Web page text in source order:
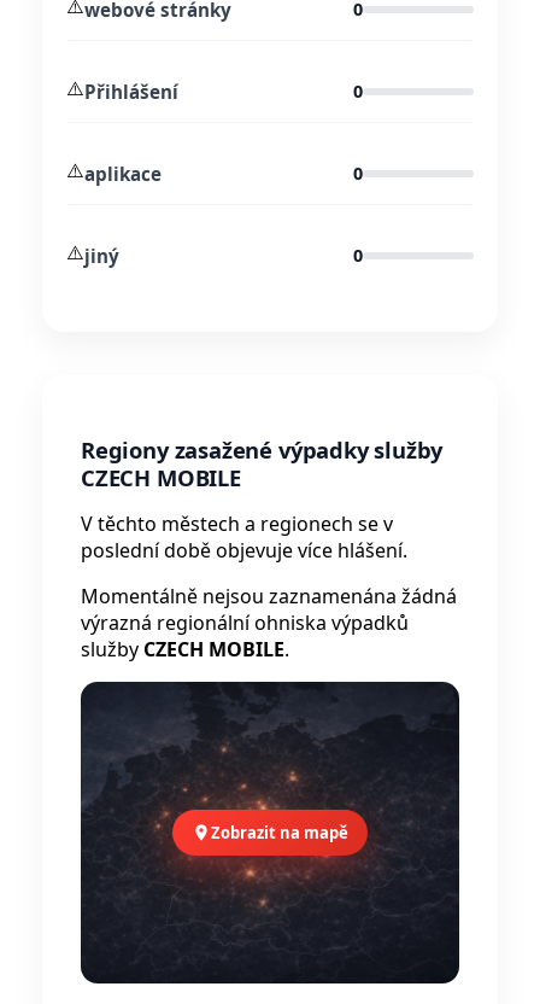
⚠️webové stránky 0
⚠️Přihlášení 0
⚠️aplikace 0
⚠️jiný 0
Regiony zasažené výpadky služby
CZECH MOBILE
V těchto městech a regionech se v
poslední době objevuje více hlášení.
Momentálně nejsou zaznamenána žádná
výrazná regionální ohniska výpadků
služby CZECH MOBILE.
Zobrazit na mapě